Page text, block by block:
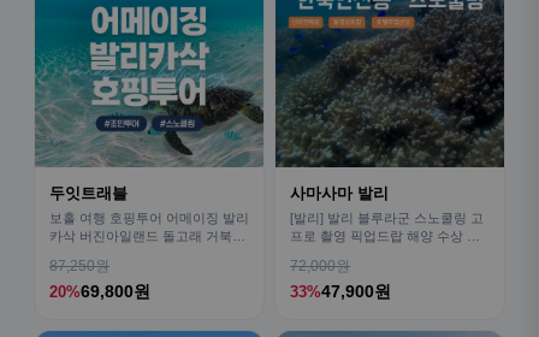
두잇트래블
보홀 여행 호핑투어 어메이징 발리
카삭 버진아일랜드 돌고래 거북이
87,250원
20%69,800원
사마사마 발리
[발리] 발리 블루라군 스노쿨링 고
프로 촬영 픽업드랍 해양 수상 액
72,000원
33%47,900원